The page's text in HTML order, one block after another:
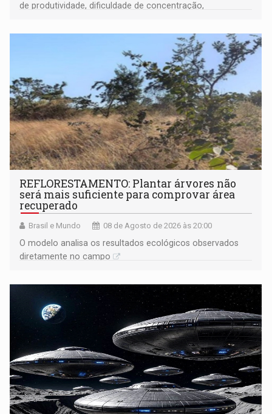
de produtividade, dificuldade de concentração,
REFLORESTAMENTO: Plantar árvores não
será mais suficiente para comprovar área
recuperado
Brasil e Mundo 08 de Agosto de 2026 às 20:00
O modelo analisa os resultados ecológicos observados
diretamente no campo